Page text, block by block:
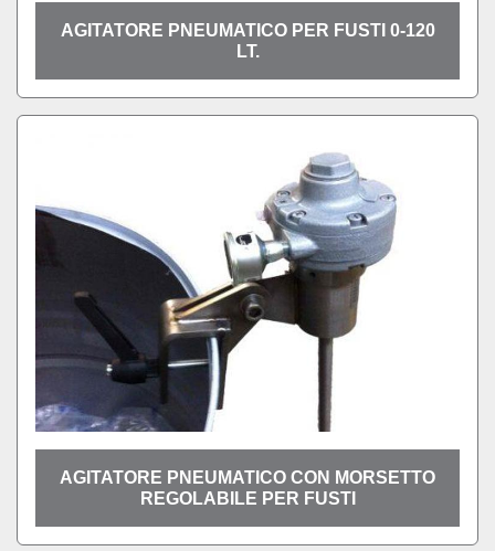
AGITATORE PNEUMATICO PER FUSTI 0-120
LT.
AGITATORE PNEUMATICO CON MORSETTO
REGOLABILE PER FUSTI